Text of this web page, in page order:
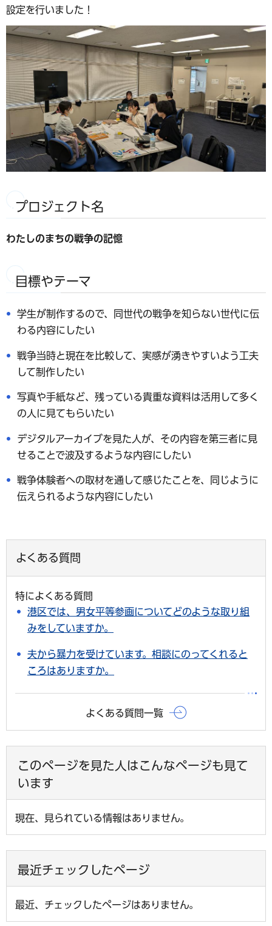
設定を行いました！
プロジェクト名
わたしのまちの戦争の記憶
目標やテーマ
学生が制作するので、同世代の戦争を知らない世代に伝
わる内容にしたい
戦争当時と現在を比較して、実感が湧きやすいよう工夫
して制作したい
写真や手紙など、残っている貴重な資料は活用して多く
の人に見てもらいたい
デジタルアーカイブを見た人が、その内容を第三者に見
せることで波及するような内容にしたい
戦争体験者への取材を通して感じたことを、同じように
伝えられるような内容にしたい
よくある質問
特によくある質問
港区では、男女平等参画についてどのような取り組
みをしていますか。
夫から暴力を受けています。相談にのってくれると
ころはありますか。
よくある質問一覧
このページを見た人はこんなページも見て
います
現在、見られている情報はありません。
最近チェックしたページ
最近、チェックしたページはありません。